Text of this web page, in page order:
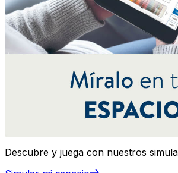
Descubre y juega con nuestros